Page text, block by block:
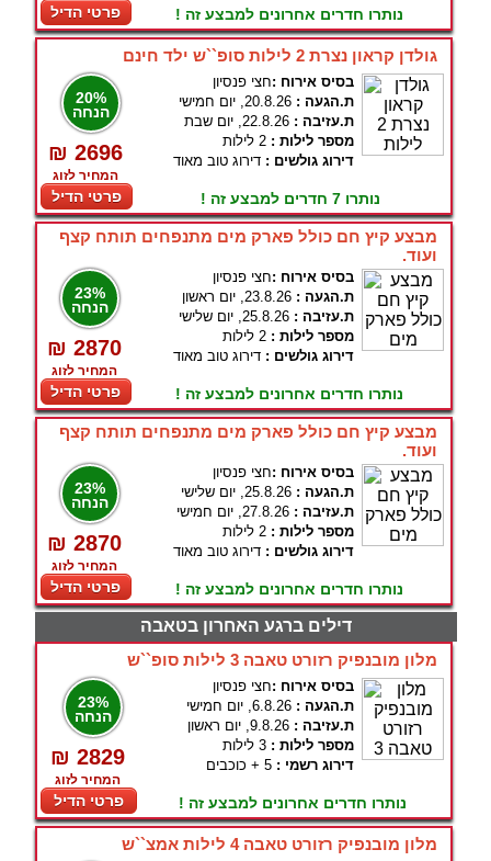
פרטי הדיל נותרו חדרים אחרונים למבצע זה !
גולדן קראון נצרת 2 לילות סופ``ש ילד חינם
20%
הנחה
₪ 2696
המחיר לזוג
פרטי הדיל
בסיס אירוח :חצי פנסיון
ת.הגעה : 20.8.26, יום חמישי
ת.עזיבה : 22.8.26, יום שבת
מספר לילות : 2 לילות
דירוג גולשים : דירוג טוב מאוד
נותרו 7 חדרים למבצע זה !
מבצע קיץ חם כולל פארק מים מתנפחים תותח קצף
ועוד.
23%
הנחה
₪ 2870
המחיר לזוג
פרטי הדיל
בסיס אירוח :חצי פנסיון
ת.הגעה : 23.8.26, יום ראשון
ת.עזיבה : 25.8.26, יום שלישי
מספר לילות : 2 לילות
דירוג גולשים : דירוג טוב מאוד
נותרו חדרים אחרונים למבצע זה !
מבצע קיץ חם כולל פארק מים מתנפחים תותח קצף
ועוד.
23%
הנחה
₪ 2870
המחיר לזוג
פרטי הדיל
בסיס אירוח :חצי פנסיון
ת.הגעה : 25.8.26, יום שלישי
ת.עזיבה : 27.8.26, יום חמישי
מספר לילות : 2 לילות
דירוג גולשים : דירוג טוב מאוד
נותרו חדרים אחרונים למבצע זה !
דילים ברגע האחרון בטאבה
מלון מובנפיק רזורט טאבה 3 לילות סופ``ש
23%
הנחה
₪ 2829
המחיר לזוג
פרטי הדיל
בסיס אירוח :חצי פנסיון
ת.הגעה : 6.8.26, יום חמישי
ת.עזיבה : 9.8.26, יום ראשון
מספר לילות : 3 לילות
דירוג רשמי : 5 + כוכבים
נותרו חדרים אחרונים למבצע זה !
מלון מובנפיק רזורט טאבה 4 לילות אמצ``ש